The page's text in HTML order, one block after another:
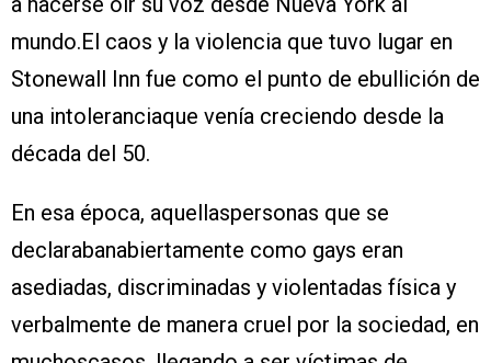
mundo.El caos y la violencia que tuvo lugar en
Stonewall Inn fue como el punto de ebullición de
una intoleranciaque venía creciendo desde la
década del 50.
En esa época, aquellaspersonas que se
declarabanabiertamente como gays eran
asediadas, discriminadas y violentadas física y
verbalmente de manera cruel por la sociedad, en